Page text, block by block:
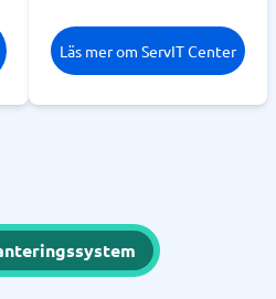
Läs mer om ServIT Center